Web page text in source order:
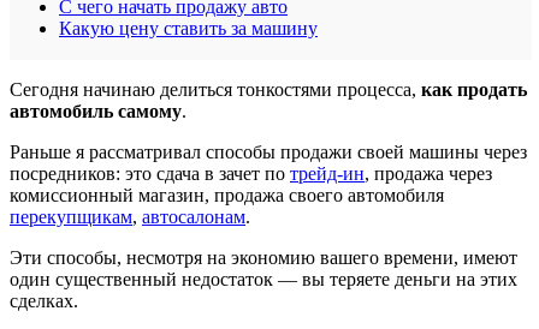
С чего начать продажу авто
Какую цену ставить за машину
Сегодня начинаю делиться тонкостями процесса, как продать
автомобиль самому.
Раньше я рассматривал способы продажи своей машины через
посредников: это сдача в зачет по трейд-ин, продажа через
комиссионный магазин, продажа своего автомобиля
перекупщикам, автосалонам.
Эти способы, несмотря на экономию вашего времени, имеют
один существенный недостаток — вы теряете деньги на этих
сделках.